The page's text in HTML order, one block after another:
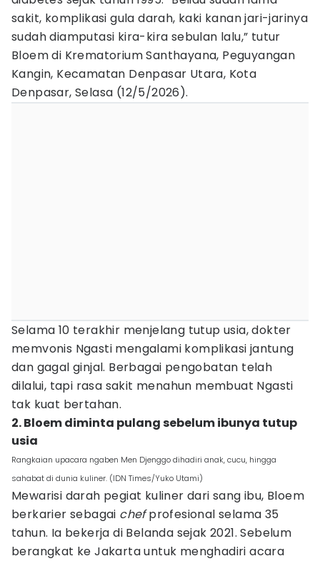
sakit, komplikasi gula darah, kaki kanan jari-jarinya
sudah diamputasi kira-kira sebulan lalu,” tutur
Bloem di Krematorium Santhayana, Peguyangan
Kangin, Kecamatan Denpasar Utara, Kota
Denpasar, Selasa (12/5/2026).
Selama 10 terakhir menjelang tutup usia, dokter
memvonis Ngasti mengalami komplikasi jantung
dan gagal ginjal. Berbagai pengobatan telah
dilalui, tapi rasa sakit menahun membuat Ngasti
tak kuat bertahan.
2. Bloem diminta pulang sebelum ibunya tutup
usia
Rangkaian upacara ngaben Men Djenggo dihadiri anak, cucu, hingga
sahabat di dunia kuliner. (IDN Times/Yuko Utami)
Mewarisi darah pegiat kuliner dari sang ibu, Bloem
berkarier sebagai chefprofesional selama 35
tahun. Ia bekerja di Belanda sejak 2021. Sebelum
berangkat ke Jakarta untuk menghadiri acara